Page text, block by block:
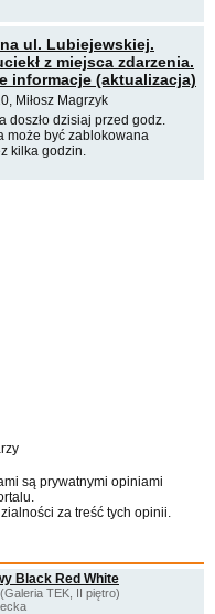
ul. Lubiejewskiej.
z miejsca zdarzenia.
informacje (aktualizacja)
Miłosz Magrzyk
doszło dzisiaj przed godz.
może być zablokowana
kilka godzin.
są prywatnymi opiniami
za treść tych opinii.
Black Red White
TEK, II piętro)